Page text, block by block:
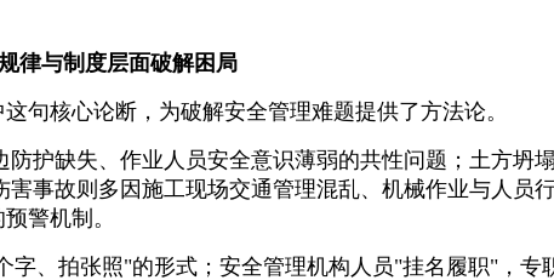
律与制度层面破解困局
句核心论断，为破解安全管理难题提供了方法论。
护缺失、作业人员安全意识薄弱的共性问题；土方坍
事故则多因施工现场交通管理混乱、机械作业与人员
警机制。
、拍张照"的形式；安全管理机构人员"挂名履职"，专